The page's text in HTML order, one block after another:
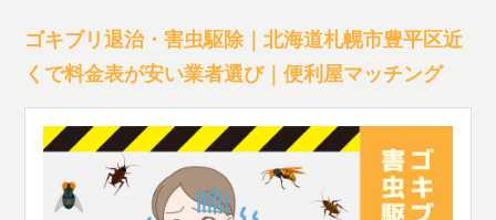
ゴキブリ退治・害虫駆除｜北海道札幌市豊平区近
くで料金表が安い業者選び｜便利屋マッチング